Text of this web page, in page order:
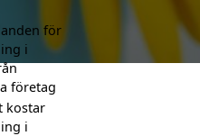
för
i
företag
kostar
i